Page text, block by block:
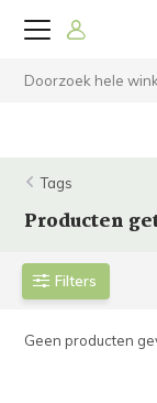
Tags
Producten
Filters
Geen producten